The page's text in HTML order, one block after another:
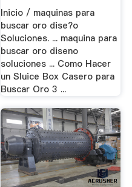
Inicio / maquinas para
buscar oro dise?o
Soluciones. ... maquina para
buscar oro diseno
soluciones ... Como Hacer
un Sluice Box Casero para
Buscar Oro 3 ...